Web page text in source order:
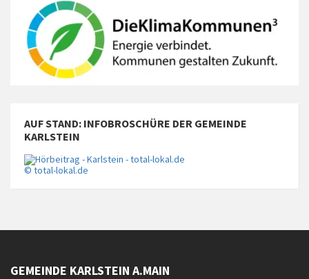
AUF STAND: INFOBROSCHÜRE DER GEMEINDE
KARLSTEIN
© total-lokal.de
GEMEINDE KARLSTEIN A.MAIN